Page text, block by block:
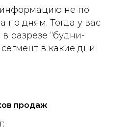
не по
по дням. Тогда у вас
разрезе “будни-
в какие дни
продаж